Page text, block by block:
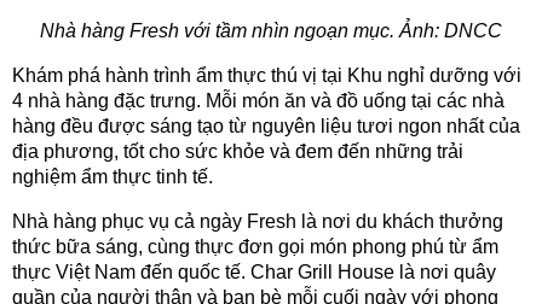
Nhà hàng Fresh với tầm nhìn ngoạn mục. Ảnh: DNCC
Khám phá hành trình ẩm thực thú vị tại Khu nghỉ dưỡng với
4 nhà hàng đặc trưng. Mỗi món ăn và đồ uống tại các nhà
hàng đều được sáng tạo từ nguyên liệu tươi ngon nhất của
địa phương, tốt cho sức khỏe và đem đến những trải
nghiệm ẩm thực tinh tế.
Nhà hàng phục vụ cả ngày Fresh là nơi du khách thưởng
thức bữa sáng, cùng thực đơn gọi món phong phú từ ẩm
thực Việt Nam đến quốc tế. Char Grill House là nơi quây
quần của người thân và bạn bè mỗi cuối ngày với phong